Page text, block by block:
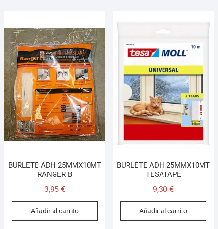
BURLETE ADH 25MMX10MT
RANGER B
3,95 €
Añadir al carrito
BURLETE ADH 25MMX10MT
TESATAPE
9,30€
Añadir al carrito